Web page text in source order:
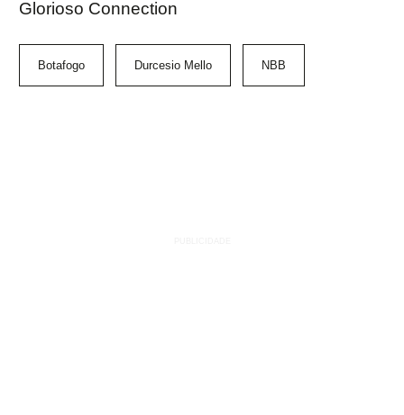
Glorioso Connection
Botafogo Durcesio Mello NBB